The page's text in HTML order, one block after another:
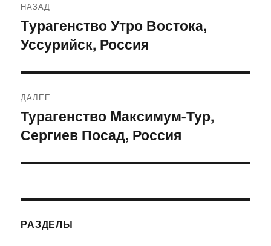
по
записям
НАЗАД
Предыдущая
запись:
Tурагенство Утро Востока,
Уссурийск, Россия
ДАЛЕЕ
Следующая
запись:
Турагенство Mаксимум-Тур,
Сергиев Посад, Россия
РАЗДЕЛЫ